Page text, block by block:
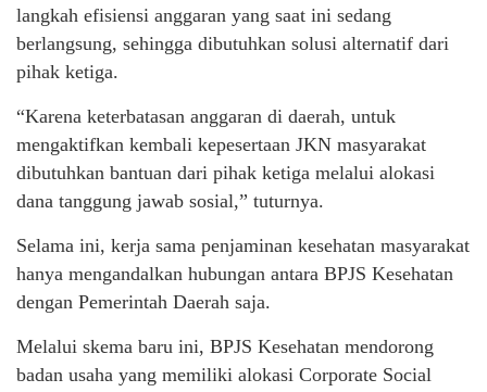
langkah efisiensi anggaran yang saat ini sedang
berlangsung, sehingga dibutuhkan solusi alternatif dari
pihak ketiga.
“Karena keterbatasan anggaran di daerah, untuk
mengaktifkan kembali kepesertaan JKN masyarakat
dibutuhkan bantuan dari pihak ketiga melalui alokasi
dana tanggung jawab sosial,” tuturnya.
Selama ini, kerja sama penjaminan kesehatan masyarakat
hanya mengandalkan hubungan antara BPJS Kesehatan
dengan Pemerintah Daerah saja.
Melalui skema baru ini, BPJS Kesehatan mendorong
badan usaha yang memiliki alokasi Corporate Social